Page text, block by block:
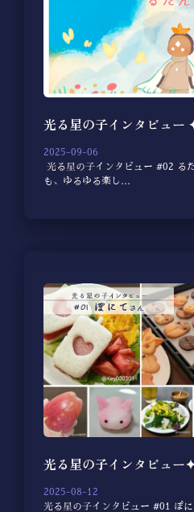
光る星の子インタビュー
2025-09-06
光る星の子インタビュー #02 る
も、ゆるゆる楽し…
光る星の子インタビュー
2025-08-12
光る星の子インタビュー #01 ぽ